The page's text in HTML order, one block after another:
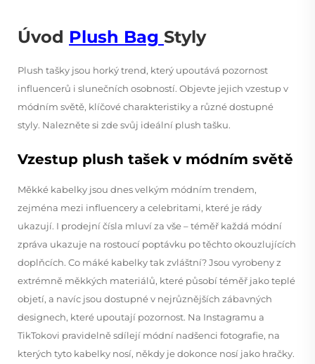
Úvod Plush Bag Styly
Plush tašky jsou horký trend, který upoutává pozornost
influencerů i slunečních osobností. Objevte jejich vzestup v
módním světě, klíčové charakteristiky a různé dostupné
styly. Nalezněte si zde svůj ideální plush tašku.
Vzestup plush tašek v módním světě
Měkké kabelky jsou dnes velkým módním trendem,
zejména mezi influencery a celebritami, které je rády
ukazují. I prodejní čísla mluví za vše – téměř každá módní
zpráva ukazuje na rostoucí poptávku po těchto okouzlujících
doplňcích. Co máké kabelky tak zvláštní? Jsou vyrobeny z
extrémně měkkých materiálů, které působí téměř jako teplé
objetí, a navíc jsou dostupné v nejrůznějších zábavných
designech, které upoutají pozornost. Na Instagramu a
TikTokovi pravidelně sdílejí módní nadšenci fotografie, na
kterých tyto kabelky nosí, někdy je dokonce nosí jako hračky.